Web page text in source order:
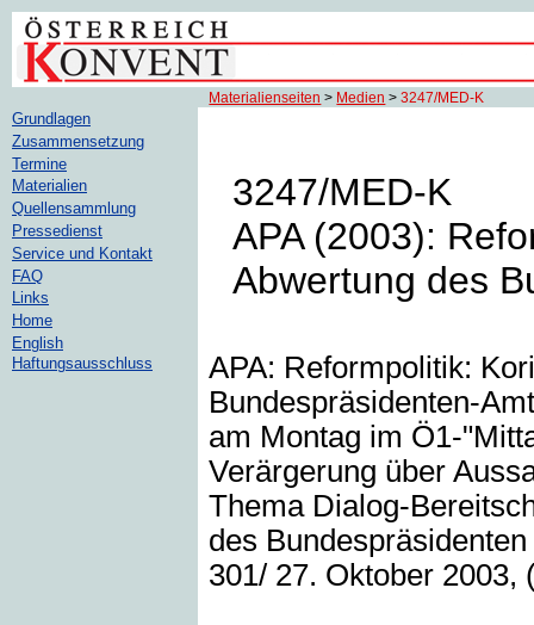
Materialienseiten > Medien >3247/MED-K
3247/MED-K
APA (2003):
Abwertung des
APA: Reformpolitik:
Bundespräsidenten-
am Montag im Ö1-
Verärgerung über
Thema Dialog-
des
301/ 27. Oktober 2003,
Grundlagen
Zusammensetzung
Termine
Materialien
Quellensammlung
Pressedienst
Service und Kontakt
FAQ
Links
Home
English
Haftungsausschluss